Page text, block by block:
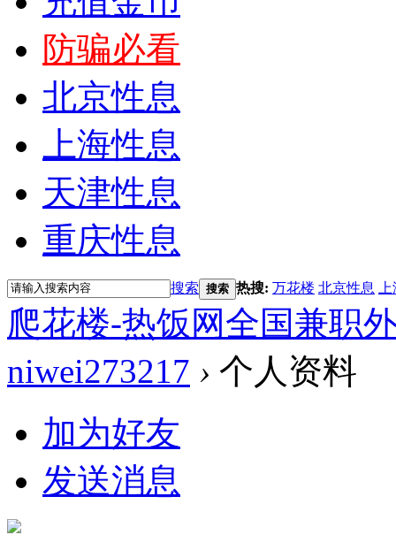
防骗必看
北京性息
上海性息
天津性息
重庆性息
搜索 搜索 热搜: 万花楼 北京性息
爬花楼-热饭网全国兼职
niwei273217 › 个人资料
加为好友
发送消息